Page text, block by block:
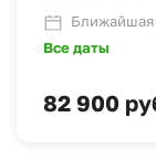
Ближайшая
Все даты
82 900